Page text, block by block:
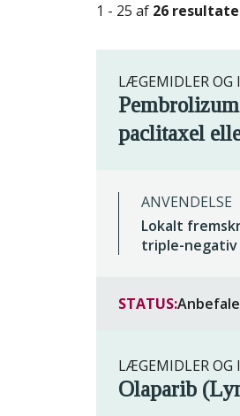
1 - 25 af 26
LÆGEMIDLER OG
paclitaxel
ANVENDELSE
Lokalt
triple-
STATUS:
LÆGEMIDLER OG
Olaparib